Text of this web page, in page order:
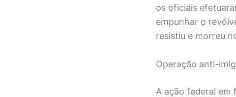
os oficiais
empunhar o
resistiu e morreu
Operação anti-
A ação federal em